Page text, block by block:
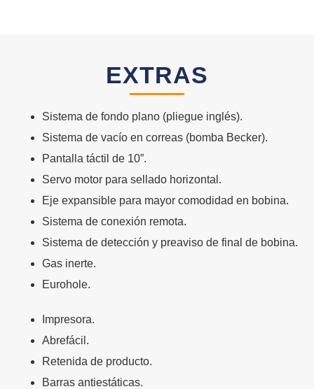
EXTRAS
Sistema de fondo plano (pliegue inglés).
Sistema de vacío en correas (bomba Becker).
Pantalla táctil de 10”.
Servo motor para sellado horizontal.
Eje expansible para mayor comodidad en bobina.
Sistema de conexión remota.
Sistema de detección y preaviso de final de bobina.
Gas inerte.
Eurohole.
Impresora.
Abrefácil.
Retenida de producto.
Barras antiestáticas.